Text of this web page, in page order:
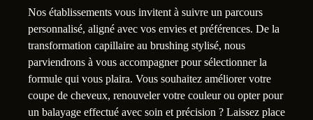
Nos établissements vous invitent à suivre un parcours
personnalisé, aligné avec vos envies et préférences. De la
transformation capillaire au brushing stylisé, nous
parviendrons à vous accompagner pour sélectionner la
formule qui vous plaira. Vous souhaitez améliorer votre
coupe de cheveux, renouveler votre couleur ou opter pour
un balayage effectué avec soin et précision ? Laissez place